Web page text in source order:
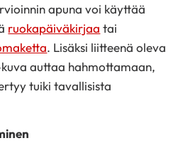
apuna voi käyttää
ruokapäiväkirjaa tai
. Lisäksi liitteenä oleva
kuva auttaa hahmottamaan,
tuiki tavallisista